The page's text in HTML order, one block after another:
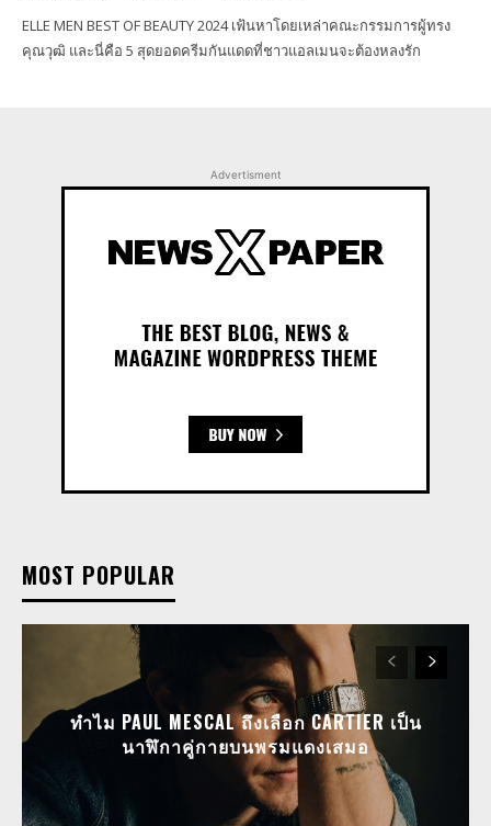
ELLE MEN BEST OF BEAUTY 2024 เฟ้นหาโดยเหล่าคณะกรรมการผู้ทรง
คุณวุฒิ และนี่คือ 5 สุดยอดครีมกันแดดที่ชาวแอลเมนจะต้องหลงรัก
Advertisment
MOST POPULAR
ทำไม PAUL MESCAL ถึงเลือก CARTIER เป็น
นาฬิกาคู่กายบนพรมแดงเสมอ